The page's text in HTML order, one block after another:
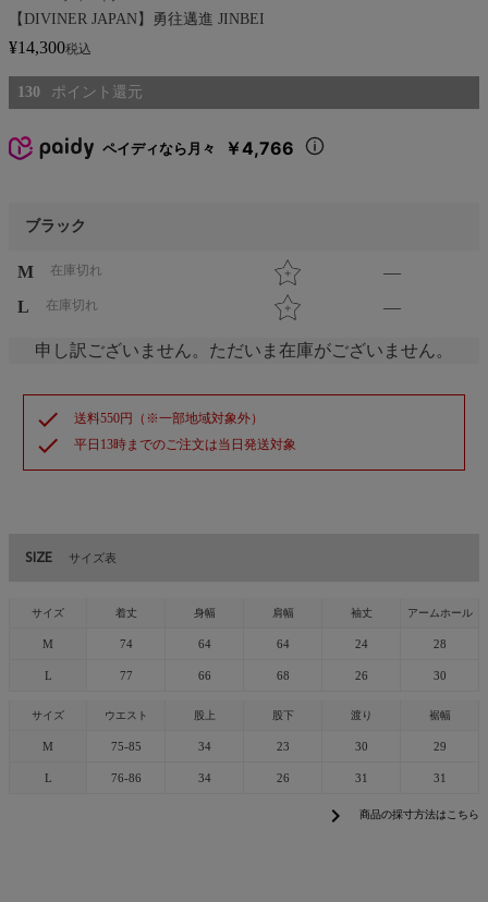
【DIVINER JAPAN】勇往邁進 JINBEI
¥14,300税込
130
ペイディなら月々 ￥4,766
ブラック
M 在庫切れ
—
L
在庫切れ —
申し訳ございません。ただいま在庫がございません。
check 送料550円（※一部地域対象外）
check 平日13時までのご注文は当日発送対象
SIZE サイズ表
サイズ 着丈 身幅 肩幅 袖丈 アームホール
M 74 64 64 24 28
L 77 66 68 26 30
サイズ ウエスト 股上 股下 渡り 裾幅
M 75-85 34 23 30 29
L 76-86 34 26 31 31
chevron_right 商品の採寸方法はこちら